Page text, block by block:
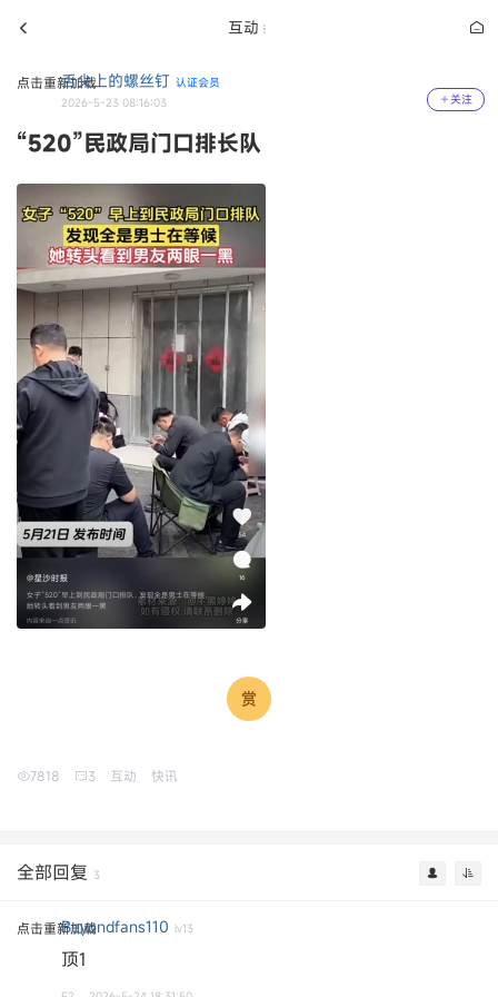
互动
点击重新加载舌尖上的螺丝钉 认证会员
2026-5-23 08:16:03
关注
“520”民政局门口排长队
7818 3 互动 快讯
全部回复 3
点击重新加载Beyondfans110 lv13
顶1